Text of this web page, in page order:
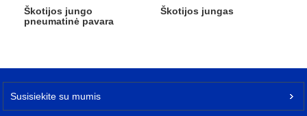
Škotijos jungo
pneumatinė pavara
Škotijos jungas
Susisiekite su mumis